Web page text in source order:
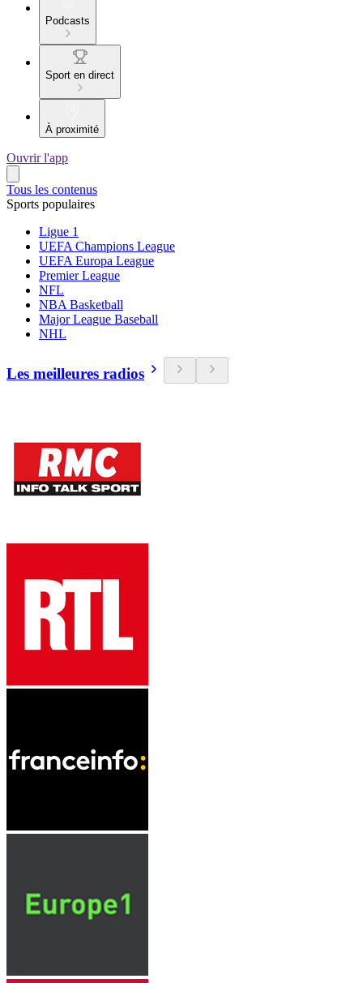
Podcasts
Sport en direct
À proximité
Ouvrir l'app
Tous les contenus
Sports populaires
Ligue 1
UEFA Champions League
UEFA Europa League
Premier League
NFL
NBA Basketball
Major League Baseball
NHL
Les meilleures radios